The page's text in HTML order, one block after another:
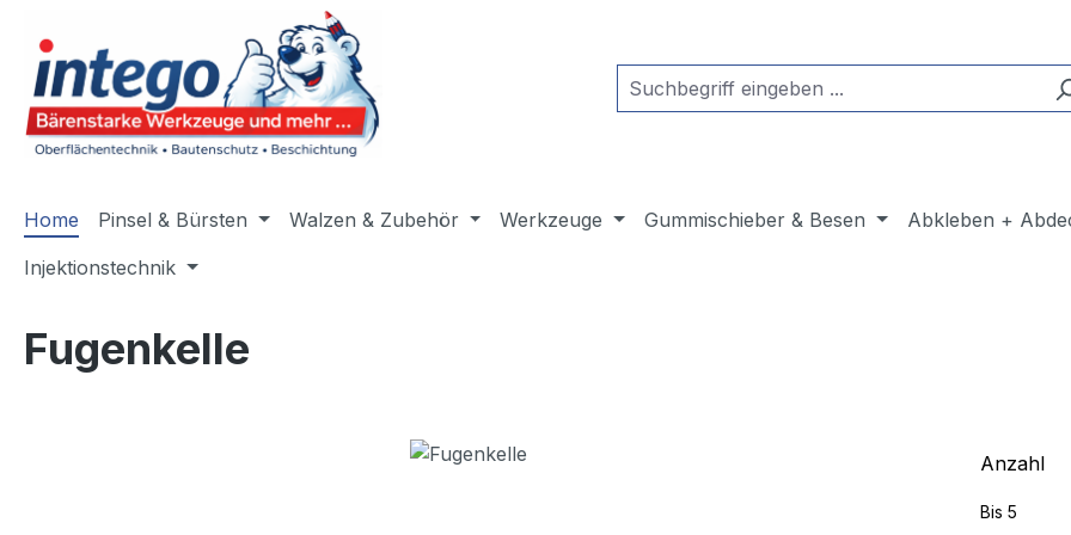
Zur Hauptnavigation springen
Home Pinsel & Bürsten Walzen & Zubehör Werkzeuge Gummischieber & Besen Abkleben +
Injektionstechnik
Fugenkelle
Anzahl
Bis 5